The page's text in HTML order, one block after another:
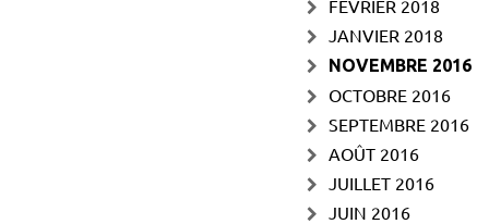
FÉVRIER 2018
JANVIER 2018
NOVEMBRE 2016
OCTOBRE 2016
SEPTEMBRE 2016
AOÛT 2016
JUILLET 2016
JUIN 2016